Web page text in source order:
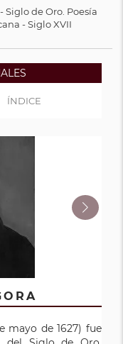
Siglo de Oro. Poesía
- Siglo XVII
ÍNDICE
mayo de 1627) fue
CRUZ
12 de noviembre